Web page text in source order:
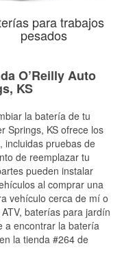
para trabajos
pesados
O’Reilly Auto
KS
la batería de tu
Springs, KS ofrece los
incluidas pruebas de
de reemplazar tu
pueden instalar
al comprar una
vehículo cerca de mí o
baterías para jardín
a encontrar la batería
la tienda #264 de